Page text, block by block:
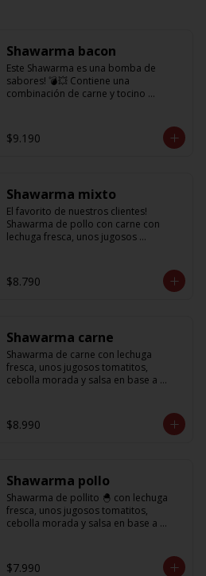
Shawarma bacon
Este Shawarma es una bomba de
sabores! 💣💥 Contiene una
combinación de carne y tocino
salsa BBQ
$9.190
Shawarma mixto
El favorito de nuestros clientes!
Shawarma de pollo con carne con
lechuga fresca, unos jugosos
$8.790
Shawarma carne
Shawarma de carne con lechuga
fresca, unos jugosos tomatitos,
cebolla morada y salsa en base a
$8.990
Shawarma pollo
Shawarma de pollito 🐣 con lechuga
fresca, unos jugosos tomatitos,
cebolla morada y salsa en base a
$7.990